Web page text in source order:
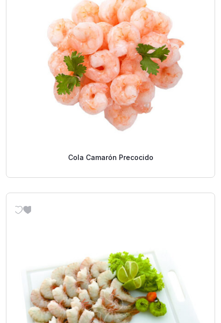
Cola Camarón Precocido